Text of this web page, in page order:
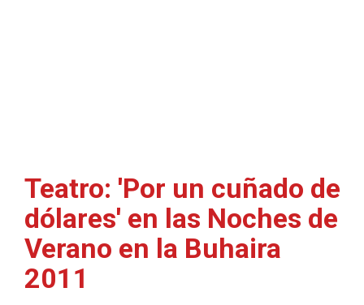
Teatro: 'Por un cuñado de
dólares' en las Noches de
Verano en la Buhaira
2011